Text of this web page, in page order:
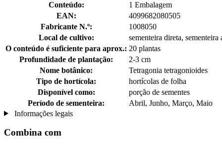
Conteúdo:
1 Embalagem
EAN:
4099682080505
Fabricante N.º:
1008050
Local de cultivo:
sementeira direta, sementeira
O conteúdo é suficiente para aprox.: 20 plantas
Profundidade de plantação:
2-3 cm
Nome botânico:
Tetragonia tetragonioides
Tipo de hortícola:
hortícolas de folha
Disponível como:
porção de sementes
Período de sementeira:
Abril, Junho, Março, Maio
Informações legais
Combina com